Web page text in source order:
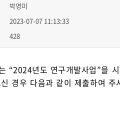
박영미
2023-07-07 11:13:33
428
“2024년도 연구개발사업”을
경우 다음과 같이 제출하여 주